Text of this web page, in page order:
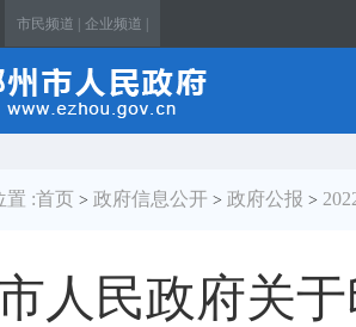
市民频道 | 企业频道 |
置 :首页 > 政府信息公开 > 政府公报 >
人民政府关